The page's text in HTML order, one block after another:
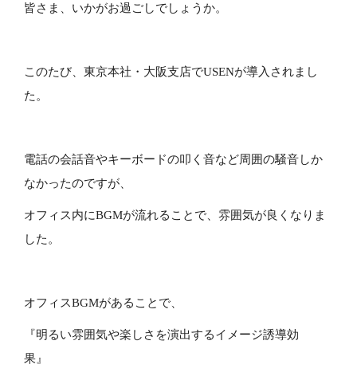
皆さま、いかがお過ごしでしょうか。
このたび、東京本社・大阪支店でUSENが導入されまし
た。
電話の会話音やキーボードの叩く音など周囲の騒音しか
なかったのですが、
オフィス内にBGMが流れることで、雰囲気が良くなりま
した。
オフィスBGMがあることで、
『明るい雰囲気や楽しさを演出するイメージ誘導効
果』